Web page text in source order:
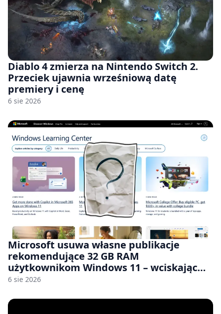
Diablo 4 zmierza na Nintendo Switch 2.
Przeciek ujawnia wrześniową datę
premiery i cenę
6 sie 2026
Microsoft usuwa własne publikacje
rekomendujące 32 GB RAM
użytkownikom Windows 11 – wciskając
nam przy tym komputery z 8 GB RAM po
6 sie 2026